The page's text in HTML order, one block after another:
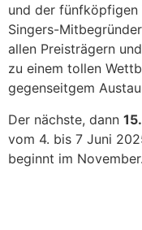
und der fünfköpfigen
Singers-
allen Preisträgern
zu einem tollen
gegenseitgem
Der nächste, dann 15.
vom 4. bis 7 Juni
beginnt im November.